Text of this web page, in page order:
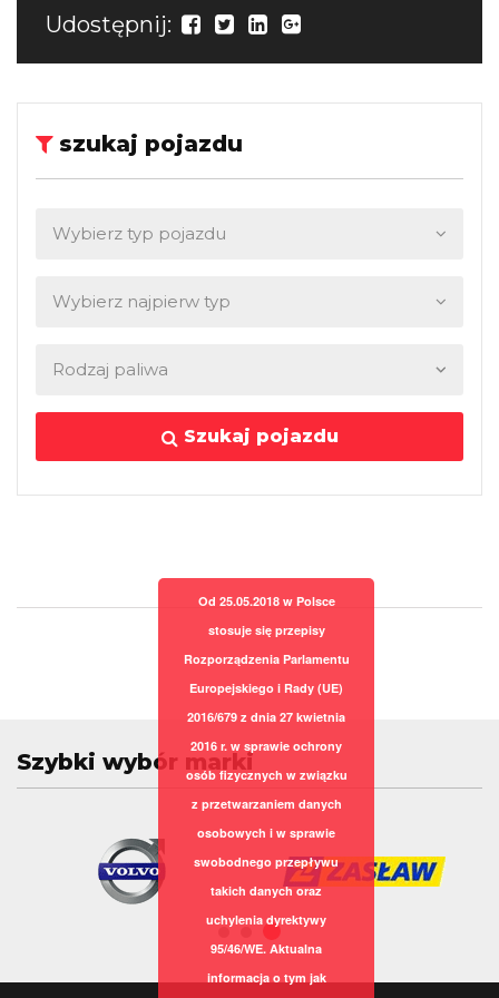
Udostępnij:
szukaj pojazdu
Szukaj pojazdu
Szybki wybór marki
Od 25.05.2018 w Polsce
stosuje się przepisy
Rozporządzenia Parlamentu
Europejskiego i Rady (UE)
2016/679 z dnia 27 kwietnia
2016 r. w sprawie ochrony
osób fizycznych w związku
z przetwarzaniem danych
osobowych i w sprawie
swobodnego przepływu
takich danych oraz
uchylenia dyrektywy
95/46/WE. Aktualna
informacja o tym jak